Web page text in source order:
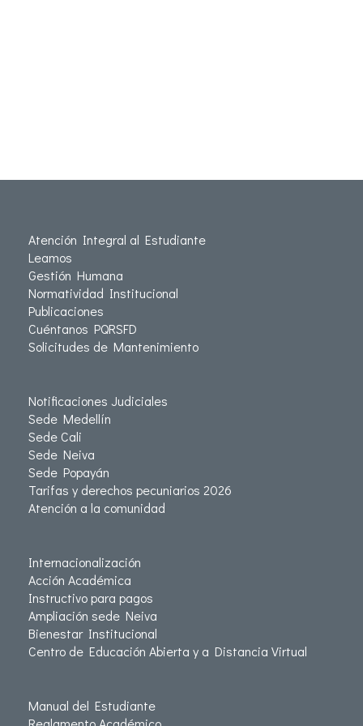
Atención Integral al Estudiante
Leamos
Gestión Humana
Normatividad Institucional
Publicaciones
Cuéntanos PQRSFD
Solicitudes de Mantenimiento
Notificaciones Judiciales
Sede Medellín
Sede Cali
Sede Neiva
Sede Popayán
Tarifas y derechos pecuniarios 2026
Atención a la comunidad
Internacionalización
Acción Académica
Instructivo para pagos
Ampliación sede Neiva
Bienestar Institucional
Centro de Educación Abierta y a Distancia Virtual
Manual del Estudiante